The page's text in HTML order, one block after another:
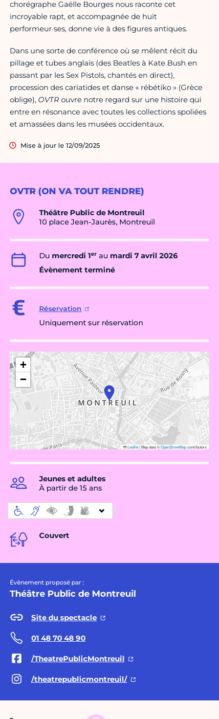
OVTR (ON VA TOUT RENDRE)
Théâtre Public de Montreuil
10 place Jean-Jaurès, Montreuil
Du mercredi 1er au mardi 7 avril 2026
Évènement terminé
Réservation
Uniquement sur réservation
+
−
Leaflet|Map data ©OpenStreetMapcontributors
Jeunes et adultes
À partir de 15 ans
Couvert
Évènement proposé par :
Théâtre Public de Montreuil
Site du spectacle
01 48 70 48 90
/TheatrePublicMontreuil
/theatrepublicmontreuil/
chorégraphe Gaëlle Bourges nous raconte cet
incroyable rapt, et accompagnée de huit
performeur·ses, donne vie à des figures antiques.
Dans une sorte de conférence où se mêlent récit du
pillage et tubes anglais (des Beatles à Kate Bush en
passant par les Sex Pistols, chantés en direct),
procession des cariatides et danse « rébétiko » (Grèce
oblige), OVTR ouvre notre regard sur une histoire qui
entre en résonance avec toutes les collections spoliées
et amassées dans les musées occidentaux.
Mise à jour le 12/09/2025